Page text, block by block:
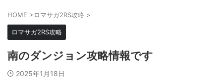
HOME >ロマサガ2RS攻略 >
ロマサガ2RS攻略
南のダンジョン攻略情報です
2025年1月18日